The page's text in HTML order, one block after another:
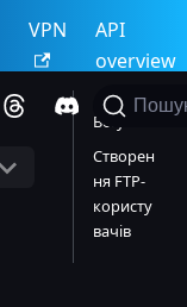
VPN
API
overview
Вступ
Створен
ня FTP-
користу
вачів